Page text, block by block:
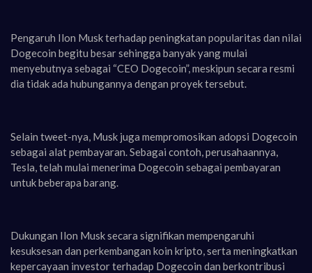
Pengaruh Ilon Musk terhadap peningkatan popularitas dan nilai
Dogecoin begitu besar sehingga banyak yang mulai
menyebutnya sebagai “CEO Dogecoin”, meskipun secara resmi
dia tidak ada hubungannya dengan proyek tersebut.
Selain tweet-nya, Musk juga mempromosikan adopsi Dogecoin
sebagai alat pembayaran. Sebagai contoh, perusahaannya,
Tesla, telah mulai menerima Dogecoin sebagai pembayaran
untuk beberapa barang.
Dukungan Ilon Musk secara signifikan mempengaruhi
kesuksesan dan perkembangan koin kripto, serta meningkatkan
kepercayaan investor terhadap Dogecoin dan berkontribusi